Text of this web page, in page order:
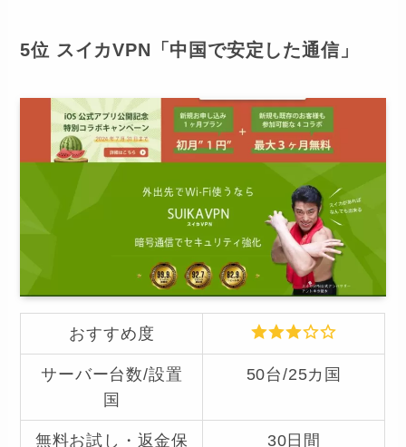
5位 スイカVPN「中国で安定した通信」
おすすめ度
サーバー台数/設置
国
50台/25カ国
無料お試し・返金保
30日間